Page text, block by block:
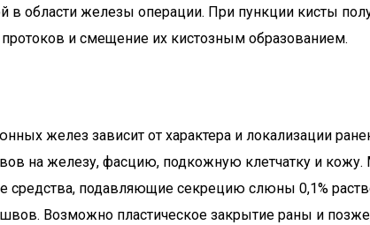
в области железы операции. При пункции кисты
и смещение их кистозным образованием.
желез зависит от характера и локализации
на железу, фасцию, подкожную клетчатку и
средства, подавляющие секрецию слюны 0,1%
Возможно пластическое закрытие раны и